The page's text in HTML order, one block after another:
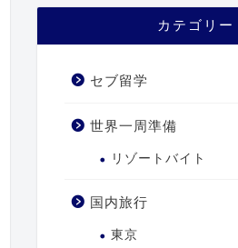
カテゴリー
セブ留学
世界一周準備
リゾートバイト
国内旅行
東京